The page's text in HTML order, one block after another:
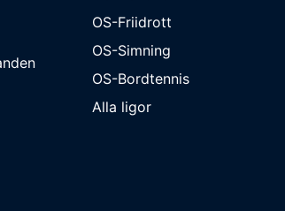
OS-Friidrott
OS-Simning
OS-Bordtennis
Alla ligor